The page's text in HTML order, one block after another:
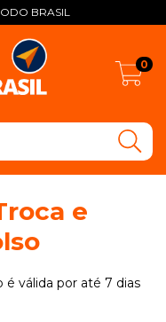
BRASIL
0
e
válida por até 7 dias